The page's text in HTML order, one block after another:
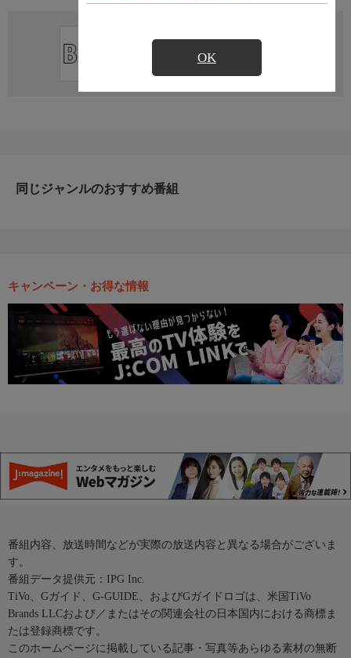
OK
直近の放送予定はありません
同じジャンルのおすすめ番組
キャンペーン・お得な情報
番組内容、放送時間などが実際の放送内容と異なる場合がございま
す。
番組データ提供元：IPG Inc.
TiVo、Gガイド、G-GUIDE、およびGガイドロゴは、米国TiVo
Brands LLCおよび／またはその関連会社の日本国内における商標ま
たは登録商標です。
このホームページに掲載している記事・写真等あらゆる素材の無断